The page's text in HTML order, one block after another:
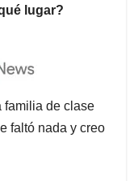
lugar?
familia de clase
faltó nada y creo